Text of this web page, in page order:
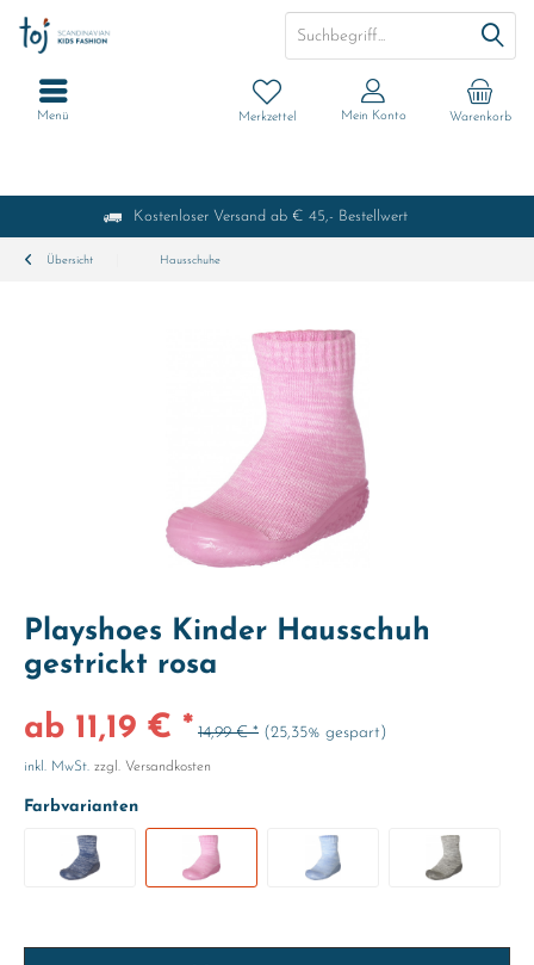
Kostenloser Versand ab € 45,- Bestellwert
Warenkorb
Merkzettel Mein Konto
Menü
Übersicht Hausschuhe
Playshoes Kinder Hausschuh
gestrickt rosa
ab 11,19 € * 14,99 € * (25,35% gespart)
inkl. MwSt. zzgl. Versandkosten
Farbvarianten